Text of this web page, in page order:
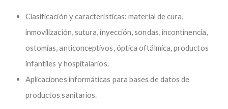
Clasificación y características: material de cura,
inmovilización, sutura, inyección, sondas, incontinencia,
ostomías, anticonceptivos, óptica oftálmica, productos
infantiles y hospitalarios.
Aplicaciones informáticas para bases de datos de
productos sanitarios.